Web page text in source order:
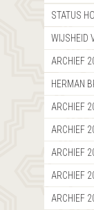
STATUS
WIJSHEID
ARCHIEF
HERMAN
ARCHIEF
ARCHIEF
ARCHIEF
ARCHIEF
ARCHIEF